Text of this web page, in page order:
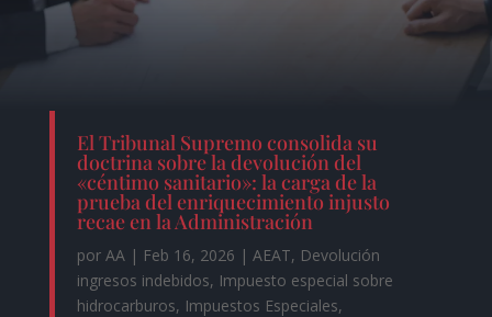
El Tribunal Supremo consolida su
doctrina sobre la devolución del
«céntimo sanitario»: la carga de la
prueba del enriquecimiento injusto
recae en la Administración
por AA| Feb 16, 2026 | AEAT, Devolución
ingresos indebidos, Impuesto especial sobre
hidrocarburos, Impuestos Especiales,